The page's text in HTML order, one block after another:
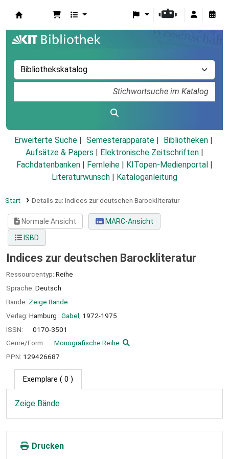
Erweiterte Suche Semesterapparate
Bibliotheken
Aufsätze & Papers
Elektronische Zeitschriften
Fachdatenbanken
Fernleihe KITopen-Medienportal
Literaturwunsch
Kataloganleitung
Start Details zu: Indices zur deutschen Barockliteratur
Normale Ansicht
MARC-Ansicht
ISBD
Indices zur deutschen Barockliteratur
Ressourcentyp: Reihe
Sprache: Deutsch
Bände: Zeige Bände
Verlag: Hamburg : Gabel, 1972-1975
ISSN:
0170-3501
Genre/Form:
Monografische Reihe
PPN: 129426687
Exemplare ( 0 )
Zeige Bände
Drucken